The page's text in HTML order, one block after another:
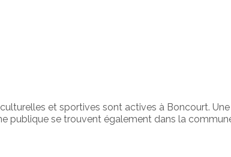
et sportives sont actives à Boncourt.
publique se trouvent également dans la